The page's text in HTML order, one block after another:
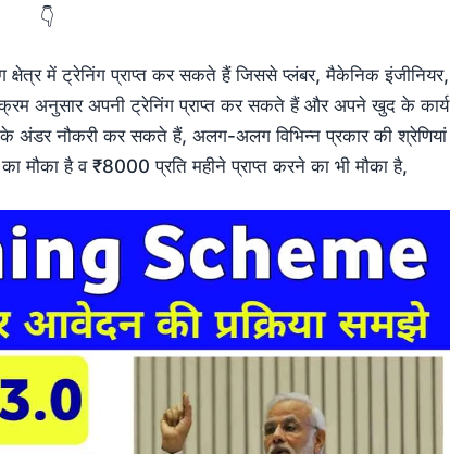
👇
में ट्रेनिंग प्राप्त कर सकते हैं जिससे प्लंबर, मैकेनिक इंजीनियर,
अनुसार अपनी ट्रेनिंग प्राप्त कर सकते हैं और अपने खुद के कार्य
अंडर नौकरी कर सकते हैं, अलग-अलग विभिन्न प्रकार की श्रेणियां
मौका है व ₹8000 प्रति महीने प्राप्त करने का भी मौका है,